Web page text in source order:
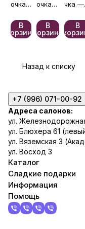
р
евр»
очка
беспл
атно
🎀
В
корзину
«Приз
»
очка
беспл
атно🎀
В
корзину
чка —
тно🎀
В
Назад к списку
+7 (996) 071-00-92
Адреса салонов:
ул.
ул. Блюхера 61
ул. Вяземская 3
ул. Восход 3
Каталог
Сладкие подарки
Информация
Помощь